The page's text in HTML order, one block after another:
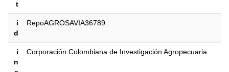
t
i
d
RepoAGROSAVIA36789
i
n
Corporación Colombiana de Investigación Agropecuaria